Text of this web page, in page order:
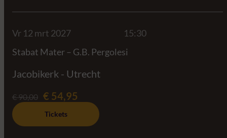
Vr 12 mrt 2027
15:30
Stabat Mater – G.B. Pergolesi
Jacobikerk - Utrecht
€ 90,00 € 54,95
Tickets